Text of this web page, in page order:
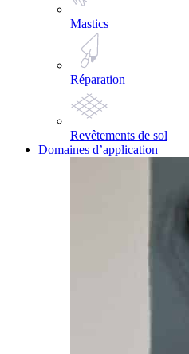
Mastics
Réparation
Revêtements de sol
Domaines d’application